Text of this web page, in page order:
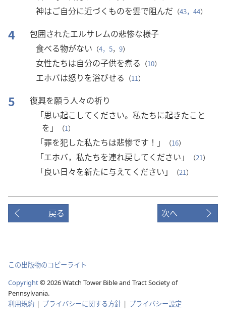
神はご自分に近づくものを雲で阻んだ （43，44）
4
包囲されたエルサレムの悲惨な様子
食べる物がない （4，5， 9）
女性たちは自分の子供を煮る （10）
エホバは怒りを浴びせる （11）
5
復興を願う人々の祈り
「思い起こしてください。私たちに起きたこと
を」
（1）
「罪を犯した私たちは悲惨です！」 （16）
「エホバ，私たちを連れ戻してください」 （21）
「良い日々を新たに与えてください」 （21）
戻る 次へ
この出版物のコピーライト
Copyright© 2026 Watch Tower Bible and Tract Society of
Pennsylvania.
利用規約 | プライバシーに関する方針 | プライバシー設定